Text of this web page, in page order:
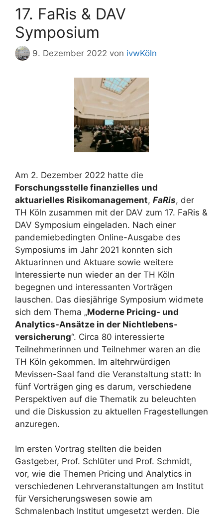
17. FaRis & DAV
Symposium
9. Dezember 2022 von ivwKöln
Am 2. Dezember 2022 hatte die
Forschungsstelle finanzielles und
aktuarielles Risikomanagement, FaRis, der
TH Köln zusammen mit der DAV zum 17. FaRis &
DAV Symposium eingeladen. Nach einer
pandemiebedingten Online-Ausgabe des
Symposiums im Jahr 2021 konnten sich
Aktuarinnen und Aktuare sowie weitere
Interessierte nun wieder an der TH Köln
begegnen und interessanten Vorträgen
lauschen. Das diesjährige Symposium widmete
sich dem Thema „Moderne Pricing- und
Analytics-Ansätze in der Nichtlebens­
versicherung“. Circa 80 interessierte
Teilnehmerinnen und Teilnehmer waren an die
TH Köln gekommen. Im altehrwürdigen
Mevissen-Saal fand die Veranstaltung statt: In
fünf Vorträgen ging es darum, verschiedene
Perspektiven auf die Thematik zu beleuchten
und die Diskussion zu aktuellen Fragestellungen
anzuregen.
Im ersten Vortrag stellten die beiden
Gastgeber, Prof. Schlüter und Prof. Schmidt,
vor, wie die Themen Pricing und Analytics in
verschiedenen Lehrveranstaltungen am Institut
für Versicherungswesen sowie am
Schmalenbach Institut umgesetzt werden. Die